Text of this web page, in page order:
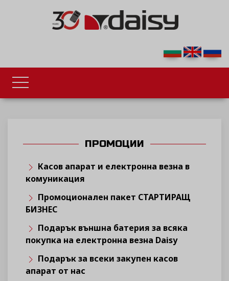
ПРОМОЦИИ
Касов апарат и електронна везна в
комуникация
Промоционален пакет СТАРТИРАЩ
БИЗНЕС
Подарък външна батерия за всяка
покупка на електронна везна Daisy
Подарък за всеки закупен касов
апарат от нас